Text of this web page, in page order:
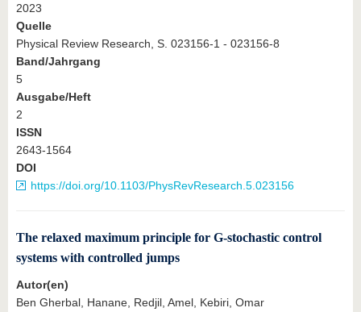
2023
Quelle
Physical Review Research, S. 023156-1 - 023156-8
Band/Jahrgang
5
Ausgabe/Heft
2
ISSN
2643-1564
DOI
https://doi.org/10.1103/PhysRevResearch.5.023156
The relaxed maximum principle for G-stochastic control
systems with controlled jumps
Autor(en)
Ben Gherbal, Hanane, Redjil, Amel, Kebiri, Omar